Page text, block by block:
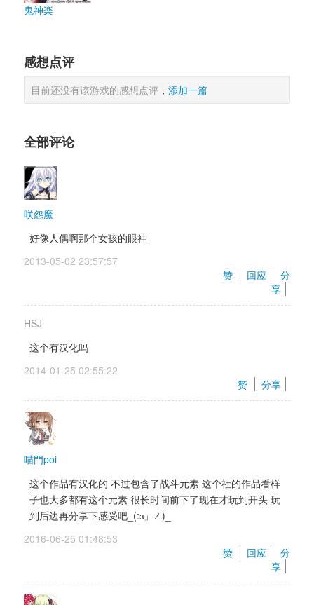
鬼神楽
感想点评
目前还没有该游戏的感想点评 ， 添加一篇
全部评论
咲怨魔
好像人偶啊那个女孩的眼神
2013-05-02 23:57:57
赞
回应
分
享
HSJ
这个有汉化吗
2014-01-25 02:55:22
赞
分享
喵門poi
这个作品有汉化的 不过包含了战斗元素 这个社的作品看样
子也大多都有这个元素 很长时间前下了现在才玩到开头 玩
到后边再分享下感受吧_(:з」∠)_
2016-06-25 01:48:53
赞
回应
分
享